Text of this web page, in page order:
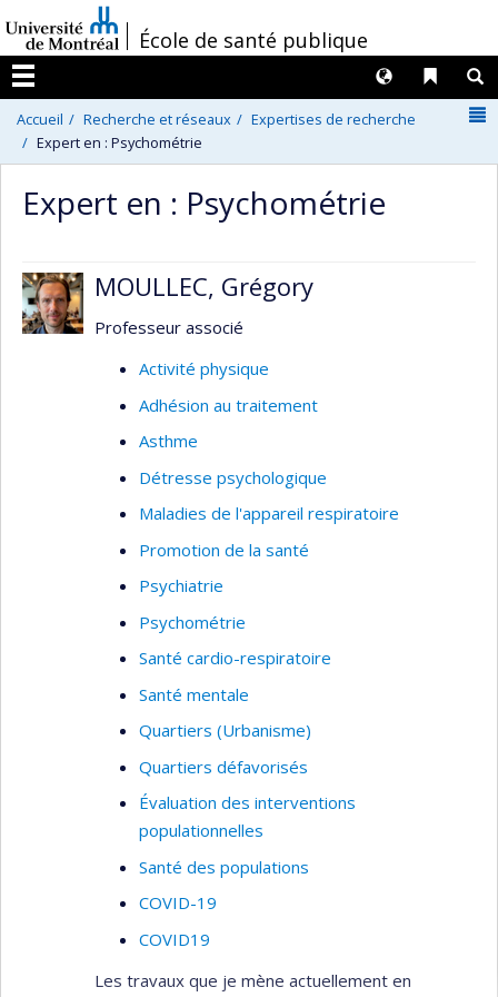
au
contenu
/École de santé publique
Menu
Liens
Langues
Accueil Recherche et réseaux
Expertises de recherche
Expert en : Psychométrie
Expert en : Psychométrie
MOULLEC, Grégory
Professeur associé
Activité physique
Adhésion au traitement
Asthme
Détresse psychologique
Maladies de l'appareil respiratoire
Promotion de la santé
Psychiatrie
Psychométrie
Santé cardio-respiratoire
Santé mentale
Quartiers (Urbanisme)
Quartiers défavorisés
Évaluation des interventions
populationnelles
Santé des populations
COVID-19
COVID19
Les travaux que je mène actuellement en